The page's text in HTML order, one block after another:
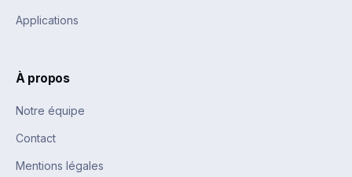
Applications
À propos
Notre équipe
Contact
Mentions légales